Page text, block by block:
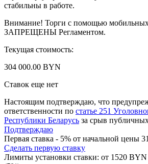
стабильны в работе.
Внимание! Торги с помощью мобильных
ЗАПРЕЩЕНЫ Регламентом.
Текущая стоимость:
304 000.00 BYN
Ставок еще нет
Настоящим подтверждаю, что
ответственности по статье 251
Республики Беларусь за срыв
Подтверждаю
Первая ставка - 5% от начальной цены
Сделать первую ставку
Лимиты установки ставки: от 1520 BYN